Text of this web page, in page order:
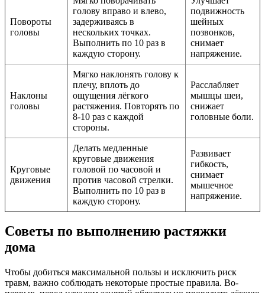
Повороты
головы
голову вправо и влево,
задерживаясь в
нескольких точках.
Выполнить по 10 раз в
каждую сторону.
подвижность
шейных
позвонков,
снимает
напряжение.
Наклоны
головы
Мягко наклонять голову к
плечу, вплоть до
ощущения лёгкого
растяжения. Повторять по
8-10 раз с каждой
стороны.
Расслабляет
мышцы шеи,
снижает
головные боли.
Круговые
движения
Делать медленные
круговые движения
головой по часовой и
против часовой стрелки.
Выполнить по 10 раз в
каждую сторону.
Развивает
гибкость,
снимает
мышечное
напряжение.
Советы по выполнению растяжки
дома
Чтобы добиться максимальной пользы и исключить риск
травм, важно соблюдать некоторые простые правила. Во-